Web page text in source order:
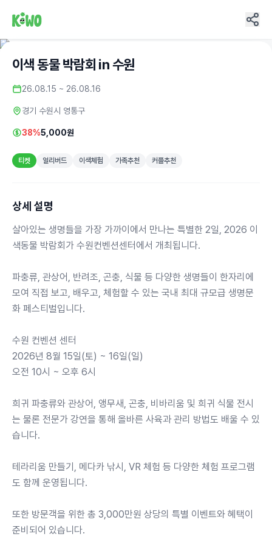
이색 동물 박람회 in 수원
26.08.15 ~ 26.08.16
경기 수원시 영통구
38%5,000원
티켓 얼리버드 이색체험 가족추천 커플추천
상세 설명
살아있는 생명들을 가장 가까이에서 만나는 특별한 2일, 2026 이
색동물 박람회가 수원컨벤션센터에서 개최됩니다.
파충류, 관상어, 반려조, 곤충, 식물 등 다양한 생명들이 한자리에
모여 직접 보고, 배우고, 체험할 수 있는 국내 최대 규모급 생명문
화 페스티벌입니다.
수원 컨벤션 센터
2026년 8월 15일(토) ~ 16일(일)
오전 10시 ~ 오후 6시
희귀 파충류와 관상어, 앵무새, 곤충, 비바리움 및 희귀 식물 전시
는 물론 전문가 강연을 통해 올바른 사육과 관리 방법도 배울 수 있
습니다.
테라리움 만들기, 메다카 낚시, VR 체험 등 다양한 체험 프로그램
도 함께 운영됩니다.
또한 방문객을 위한 총 3,000만원 상당의 특별 이벤트와 혜택이
준비되어 있습니다.